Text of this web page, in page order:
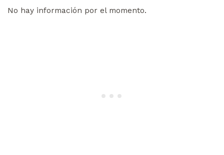
No hay información por el momento.